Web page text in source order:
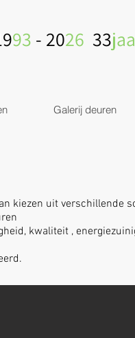
93 - 2026 33
Galerij deuren
kiezen uit verschillende
kwaliteit ,